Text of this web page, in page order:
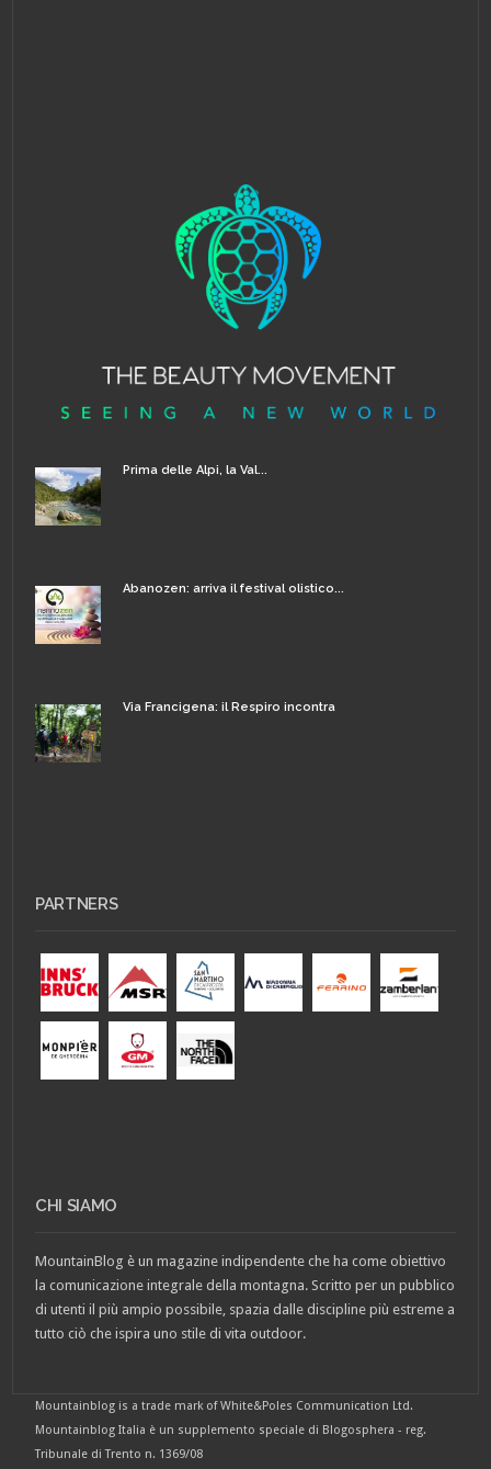
Prima delle Alpi, la Val...
Abanozen: arriva il festival olistico...
Via Francigena: il Respiro incontra
PARTNERS
CHI SIAMO
MountainBlog è un magazine indipendente che ha come obiettivo
la comunicazione integrale della montagna. Scritto per un pubblico
di utenti il più ampio possibile, spazia dalle discipline più estreme a
tutto ciò che ispira uno stile di vita outdoor.
Mountainblog is a trade mark of White&Poles Communication Ltd.
Mountainblog Italia è un supplemento speciale di Blogosphera - reg.
Tribunale di Trento n. 1369/08